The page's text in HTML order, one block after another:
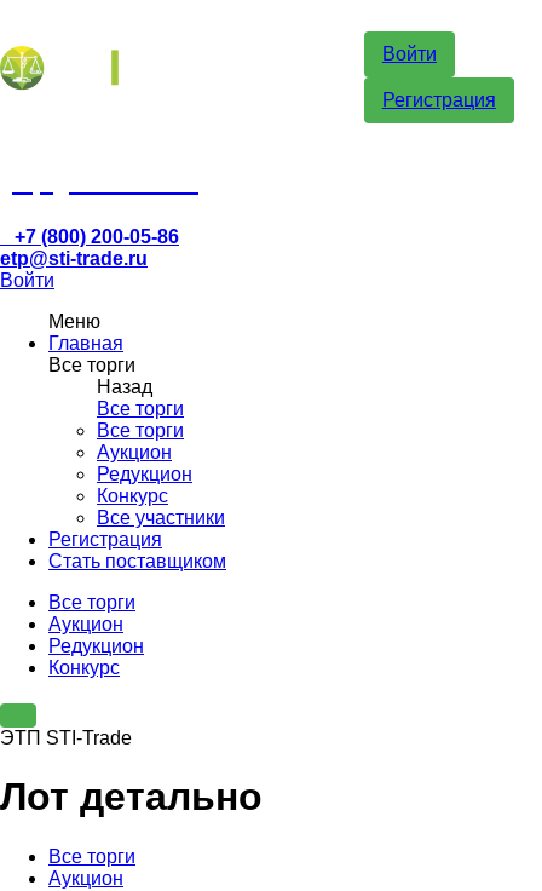
Войти
Регистрация
+7 (800) 200-05-86
etp@sti-trade.ru
Войти
Меню
Главная
Все торги
Назад
Все торги
Все торги
Аукцион
Редукцион
Конкурс
Все участники
Регистрация
Стать поставщиком
Все торги
Аукцион
Редукцион
Конкурс
ЭТП STI-Trade
Лот детально
Все торги
Аукцион